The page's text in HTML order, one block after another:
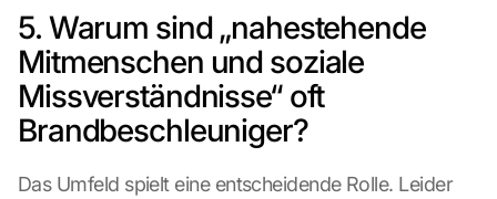
5. Warum sind „nahestehende
Mitmenschen und soziale
Missverständnisse“ oft
Brandbeschleuniger?
Das Umfeld spielt eine entscheidende Rolle. Leider